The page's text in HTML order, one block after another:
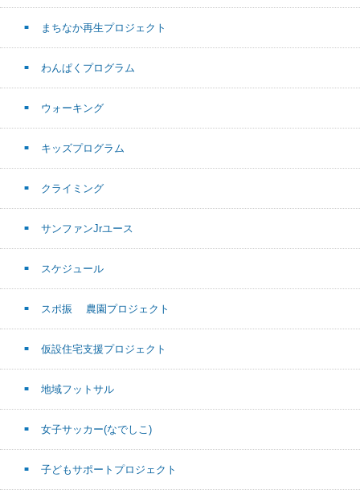
まちなか再生プロジェクト
わんぱくプログラム
ウォーキング
キッズプログラム
クライミング
サンファンJrユース
スケジュール
スポ振 農園プロジェクト
仮設住宅支援プロジェクト
地域フットサル
女子サッカー(なでしこ)
子どもサポートプロジェクト